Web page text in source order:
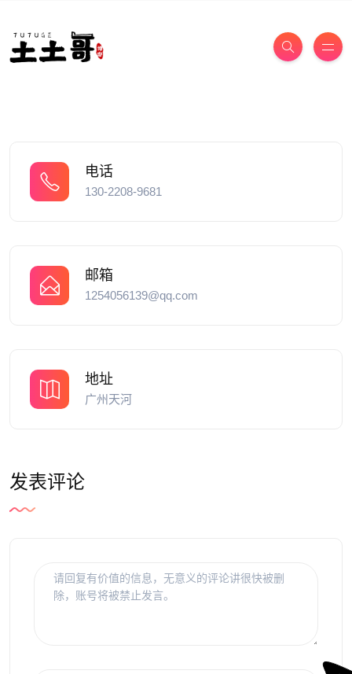
电话
130-2208-9681
邮箱
1254056139@qq.com
地址
广州天河
发表评论